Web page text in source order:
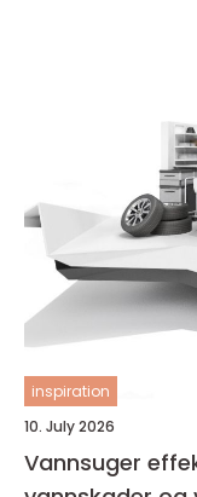
inspiration
10. July 2026
Vannsuger effektiv opprydding ved